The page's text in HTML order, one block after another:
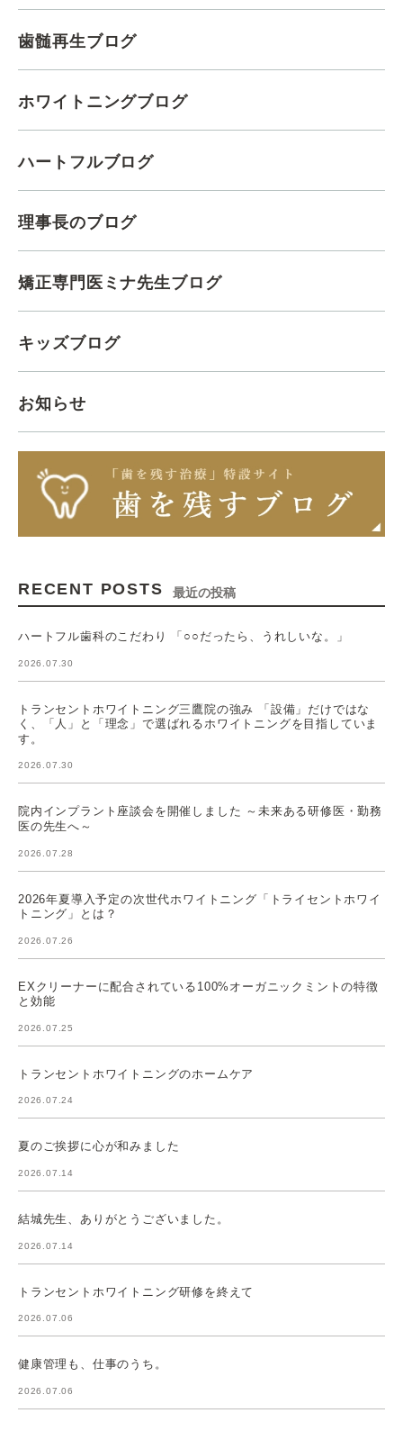
歯髄再生ブログ
ホワイトニングブログ
ハートフルブログ
理事長のブログ
矯正専門医ミナ先生ブログ
キッズブログ
お知らせ
RECENT POSTS 最近の投稿
ハートフル歯科のこだわり 「○○だったら、うれしいな。」
2026.07.30
トランセントホワイトニング三鷹院の強み 「設備」だけではな
く、「人」と「理念」で選ばれるホワイトニングを目指していま
す。
2026.07.30
院内インプラント座談会を開催しました ～未来ある研修医・勤務
医の先生へ～
2026.07.28
2026年夏導入予定の次世代ホワイトニング「トライセントホワイ
トニング」とは？
2026.07.26
EXクリーナーに配合されている100%オーガニックミントの特徴
と効能
2026.07.25
トランセントホワイトニングのホームケア
2026.07.24
夏のご挨拶に心が和みました
2026.07.14
結城先生、ありがとうございました。
2026.07.14
トランセントホワイトニング研修を終えて
2026.07.06
健康管理も、仕事のうち。
2026.07.06